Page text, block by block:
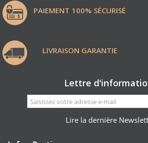
PAIEMENT 100% SÉCURISÉ
LIVRAISON GARANTIE
Lettre
Lire la dernière